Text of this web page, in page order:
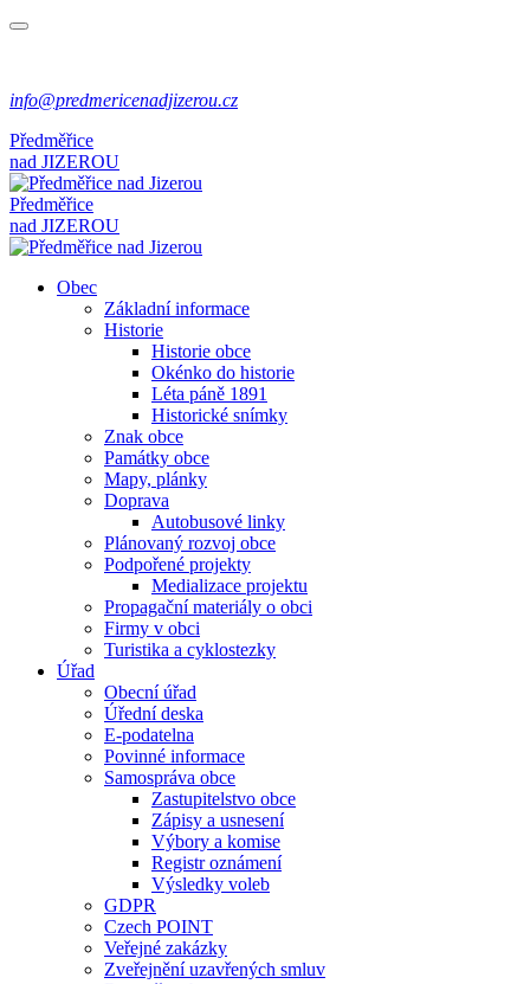
info@predmericenadjizerou.cz
Předměřice
nad JIZEROU
Předměřice
nad JIZEROU
Obec
Základní informace
Historie
Historie obce
Okénko do historie
Léta páně 1891
Historické snímky
Znak obce
Památky obce
Mapy, plánky
Doprava
Autobusové linky
Plánovaný rozvoj obce
Podpořené projekty
Medializace projektu
Propagační materiály o obci
Firmy v obci
Turistika a cyklostezky
Úřad
Obecní úřad
Úřední deska
E-podatelna
Povinné informace
Samospráva obce
Zastupitelstvo obce
Zápisy a usnesení
Výbory a komise
Registr oznámení
Výsledky voleb
GDPR
Czech POINT
Veřejné zakázky
Zveřejnění uzavřených smluv